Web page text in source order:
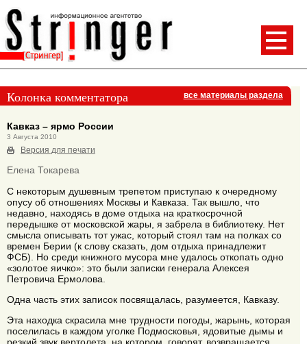
Колонка комментатора все материалы раздела
Кавказ – ярмо России
3 Августа 2010
Версия для печати
Елена Токарева
С некоторым душевным трепетом приступаю к очередному
опусу об отношениях Москвы и Кавказа. Так вышло, что
недавно, находясь в доме отдыха на краткосрочной
передышке от московской жары, я забрела в библиотеку. Нет
смысла описывать тот ужас, который стоял там на полках со
времен Берии (к слову сказать, дом отдыха принадлежит
ФСБ). Но среди книжного мусора мне удалось откопать одно
«золотое яичко»: это были записки генерала Алексея
Петровича Ермолова.
Одна часть этих записок посвящалась, разумеется, Кавказу.
Эта находка скрасила мне трудности погоды, жарынь, которая
поселилась в каждом уголке Подмосковья, ядовитые дымы и